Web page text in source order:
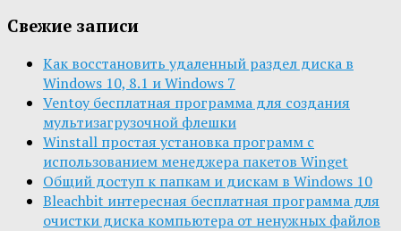
Свежие записи
Как восстановить удаленный раздел диска в
Windows 10, 8.1 и Windows 7
Ventoy бесплатная программа для создания
мультизагрузочной флешки
Winstall простая установка программ с
использованием менеджера пакетов Winget
Общий доступ к папкам и дискам в Windows 10
Bleachbit интересная бесплатная программа для
очистки диска компьютера от ненужных файлов